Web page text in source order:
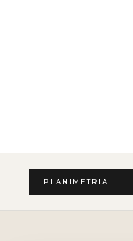
PLANIMETRIA